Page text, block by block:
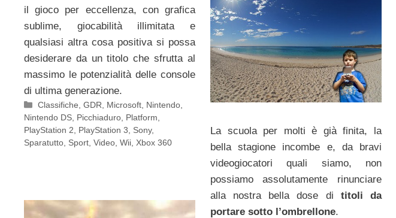
il gioco per eccellenza, con grafica
sublime, giocabilità illimitata e
qualsiasi altra cosa positiva si possa
desiderare da un titolo che sfrutta al
massimo le potenzialità delle console
di ultima generazione.
Categorie
Classifiche ,GDR Microsoft Nintendo
Nintendo DS Picchiaduro Platform
PlayStation 2
PlayStation 3 Sony,
Sparatutto Sport Video Wii Xbox 360
La scuola per molti è già finita, la
bella stagione incombe e, da bravi
videogiocatori quali siamo, non
possiamo assolutamente rinunciare
alla nostra bella dose di titoli da
portare sotto l’ombrellone.